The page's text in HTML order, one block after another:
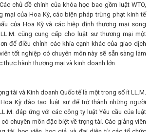
chủ đề chính của khóa học bao gồm luật WTO,
mại của Hoa Kỳ, các biện pháp trừng phạt kinh tế
của Hoa Kỳ và các hiệp định thương mại song
cũng cung cấp cho luật sư thương mại một
để điều chỉnh các khía cạnh khác của giao dịch
tốt nghiệp có chuyên môn này sẽ sẵn sàng làm
thực hành thương mại và kinh doanh lớn.
tài và Kinh doanh Quốc tế là một trong số ít LL.M.
Kỳ đào tạo luật sư để trở thành những người
đáp ứng với các công ty luật Yêu cầu của luật
chuyên môn đặc biệt về trọng tài. Các giảng viên